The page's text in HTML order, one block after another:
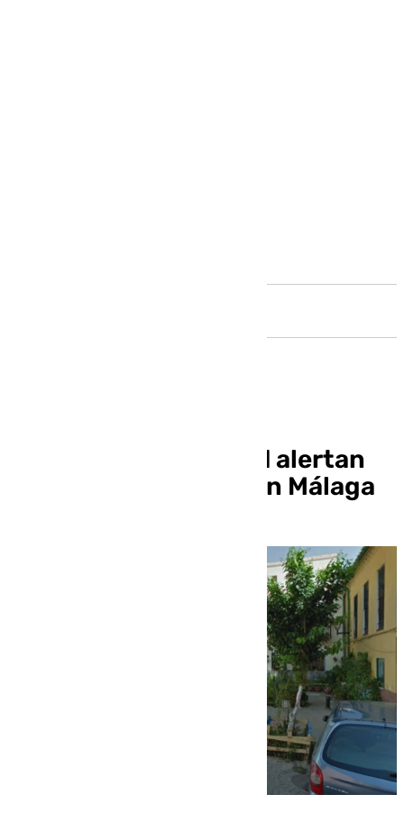
Vecinos de la Trinidad alertan
de un nuevo tiroteo en Málaga